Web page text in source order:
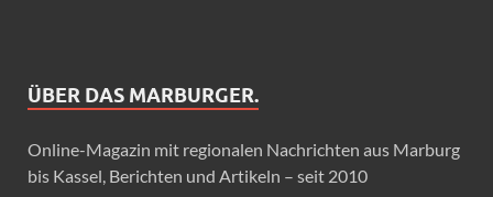
ÜBER DAS MARBURGER.
Online-Magazin mit regionalen Nachrichten aus Marburg
bis Kassel, Berichten und Artikeln – seit 2010